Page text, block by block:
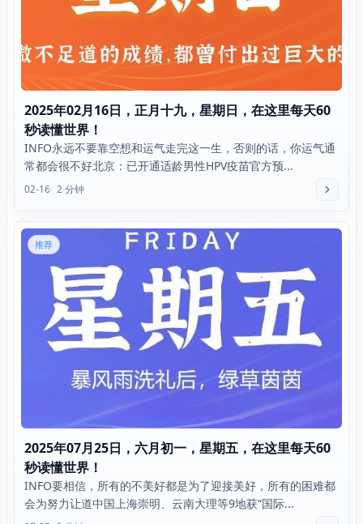
2025年02月16日，正月十九，星期日，在这里每天60
秒读懂世界！
INFO永远不要靠空想和运气走完这一生，否则的话，你运气通
常都会很不好北京：已开通适龄男性HPV疫苗官方预...
02-16 2 分钟
推荐
2025年07月25日，六月初一，星期五，在这里每天60
秒读懂世界！
INFO要相信，所有的不美好都是为了迎接美好，所有的困难都
会为努力让道中国上海崇明、云南大理等9地获“国际...